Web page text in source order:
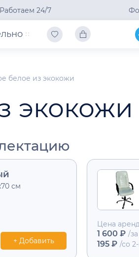
Работаем 24/7
белое из экокожи
экокожи
см
+ Добавить
Цена
1 600 ₽ /
195 ₽ /со